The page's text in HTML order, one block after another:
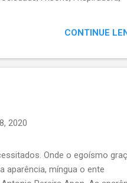
CONTINUE
2020
Onde o egoísmo
aparência, míngua o ente